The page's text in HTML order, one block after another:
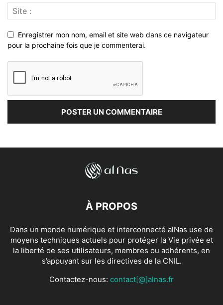
Enregistrer mon nom, email et site web dans ce navigateur
pour la prochaine fois que je commenterai.
À PROPOS
Dans un monde numérique et interconnecté alNas use de
moyens techniques actuels pour protéger la Vie privée et
la liberté de ses utilisateurs, membres ou adhérents, en
s’appuyant sur les directives de la CNIL.
Contactez-nous: contact[@]alnas.fr